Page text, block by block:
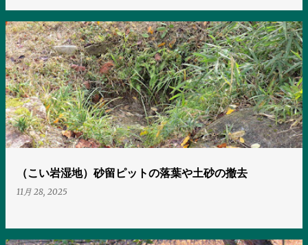
（こい岩湿地）砂留ピットの落葉や土砂の撤去
11月 28, 2025